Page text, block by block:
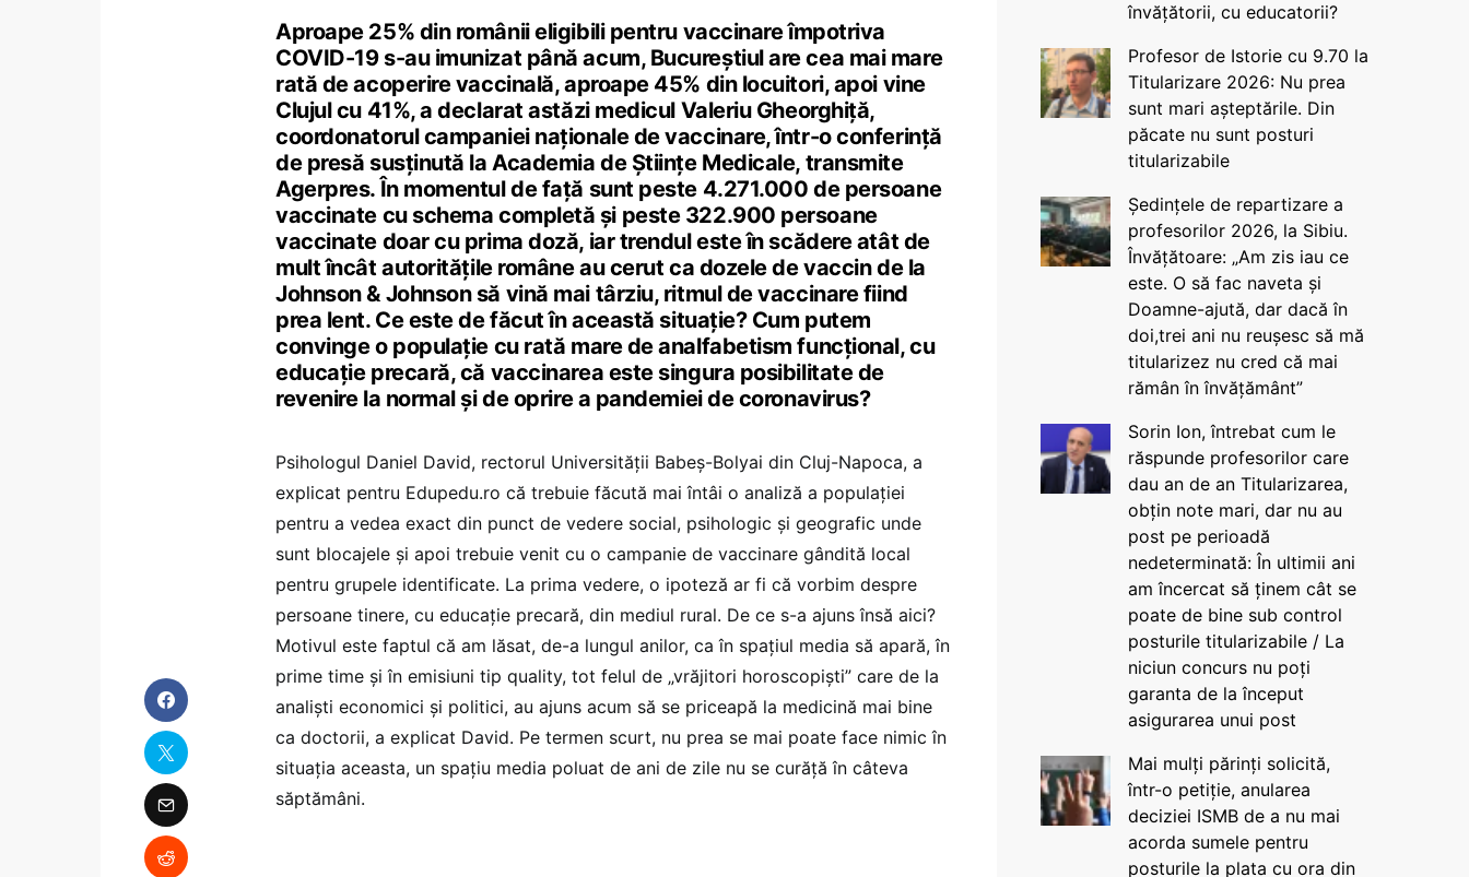
Aproape 25% din românii eligibili pentru vaccinare împotriva
COVID-19 s-au imunizat până acum, Bucureștiul are cea mai mare
rată de acoperire vaccinală, aproape 45% din locuitori, apoi vine
Clujul cu 41%, a declarat astăzi medicul Valeriu Gheorghiță,
coordonatorul campaniei naționale de vaccinare, într-o conferință
de presă susținută la Academia de Ştiinţe Medicale, transmite
Agerpres. În momentul de față sunt peste 4.271.000 de persoane
vaccinate cu schema completă și peste 322.900 persoane
vaccinate doar cu prima doză, iar trendul este în scădere atât de
mult încât autoritățile române au cerut ca dozele de vaccin de la
Johnson & Johnson să vină mai târziu, ritmul de vaccinare fiind
prea lent. Ce este de făcut în această situație? Cum putem
convinge o populație cu rată mare de analfabetism funcțional, cu
educație precară, că vaccinarea este singura posibilitate de
revenire la normal și de oprire a pandemiei de coronavirus?
Psihologul Daniel David, rectorul Universității Babeș-Bolyai din Cluj-Napoca, a
explicat pentru Edupedu.ro că trebuie făcută mai întâi o analiză a populației
pentru a vedea exact din punct de vedere social, psihologic și geografic unde
sunt blocajele și apoi trebuie venit cu o campanie de vaccinare gândită local
pentru grupele identificate. La prima vedere, o ipoteză ar fi că vorbim despre
persoane tinere, cu educație precară, din mediul rural. De ce s-a ajuns însă aici?
Motivul este faptul că am lăsat, de-a lungul anilor, ca în spațiul media să apară, în
prime time și în emisiuni tip quality, tot felul de „vrăjitori horoscopiști” care de la
analiști economici și politici, au ajuns acum să se priceapă la medicină mai bine
ca doctorii, a explicat David. Pe termen scurt, nu prea se mai poate face nimic în
situația aceasta, un spațiu media poluat de ani de zile nu se curăță în câteva
săptămâni.
învățătorii, cu educatorii?
Profesor de Istorie cu 9.70 la
Titularizare 2026: Nu prea
sunt mari așteptările. Din
păcate nu sunt posturi
titularizabile
Ședințele de repartizare a
profesorilor 2026, la Sibiu.
Învățătoare: „Am zis iau ce
este. O să fac naveta și
Doamne-ajută, dar dacă în
doi,trei ani nu reușesc să mă
titularizez nu cred că mai
rămân în învățământ”
Sorin Ion, întrebat cum le
răspunde profesorilor care
dau an de an Titularizarea,
obțin note mari, dar nu au
post pe perioadă
nedeterminată: În ultimii ani
am încercat să ținem cât se
poate de bine sub control
posturile titularizabile / La
niciun concurs nu poți
garanta de la început
asigurarea unui post
Mai mulți părinți solicită,
într-o petiție, anularea
deciziei ISMB de a nu mai
acorda sumele pentru
posturile la plata cu ora din